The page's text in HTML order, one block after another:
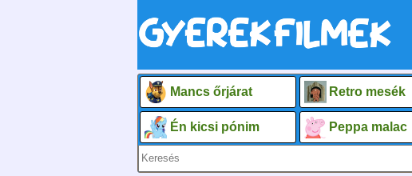
Mancs őrjárat Retro mesék
Én kicsi pónim Peppa malac